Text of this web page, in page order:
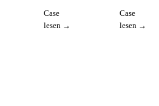
Case
lesen →
Case
lesen →